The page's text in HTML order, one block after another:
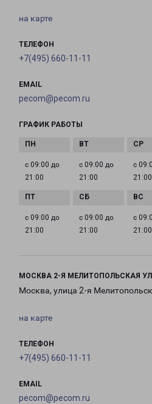
на карте
ТЕЛЕФОН
+7(495) 660-11-11
EMAIL
pecom@pecom.ru
ГРАФИК РАБОТЫ
с 09:00 до
21:00
с 09:00 до
21:00
с
21:00
с 09:00 до
21:00
с 09:00 до
21:00
с
21:00
МОСКВА 2-Я МЕЛИТОПОЛЬСКАЯ
Москва, улица 2-я
на карте
ТЕЛЕФОН
+7(495) 660-11-11
EMAIL
pecom@pecom.ru